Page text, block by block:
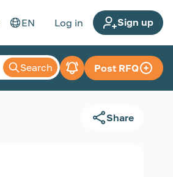
EN Log in Sign up
Search Post RFQ
Share